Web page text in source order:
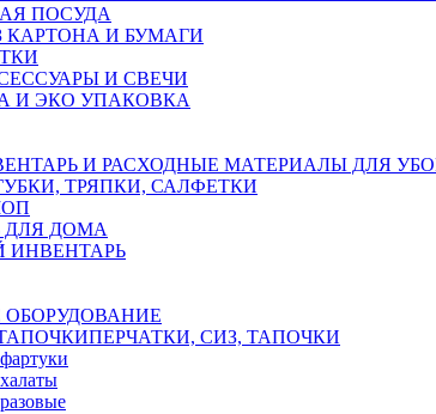
ПОСУДА
КАРТОНА И БУМАГИ
И СВЕЧИ
И ЭКО УПАКОВКА
И РАСХОДНЫЕ МАТЕРИАЛЫ ДЛЯ
ТРЯПКИ, САЛФЕТКИ
ДЛЯ ДОМА
ИНВЕНТАРЬ
ОБОРУДОВАНИЕ
ПЕРЧАТКИ, СИЗ, ТАПОЧКИ